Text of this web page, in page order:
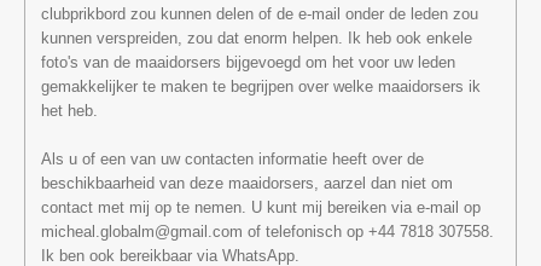
clubprikbord zou kunnen delen of de e-mail onder de leden zou
kunnen verspreiden, zou dat enorm helpen. Ik heb ook enkele
foto's van de maaidorsers bijgevoegd om het voor uw leden
gemakkelijker te maken te begrijpen over welke maaidorsers ik
het heb.
Als u of een van uw contacten informatie heeft over de
beschikbaarheid van deze maaidorsers, aarzel dan niet om
contact met mij op te nemen. U kunt mij bereiken via e-mail op
micheal.globalm@gmail.com of telefonisch op +44 7818 307558.
Ik ben ook bereikbaar via WhatsApp.